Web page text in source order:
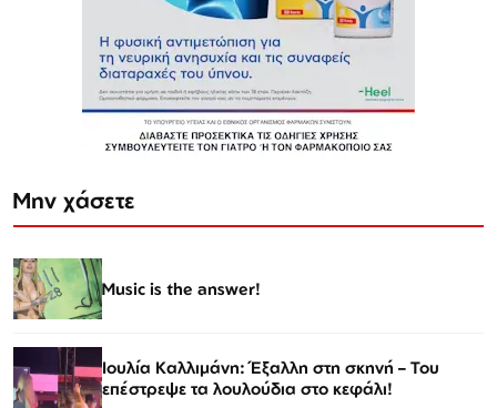
Μην χάσετε
Music is the answer!
Ιουλία Καλλιμάνη: Έξαλλη στη σκηνή – Του
επέστρεψε τα λουλούδια στο κεφάλι!